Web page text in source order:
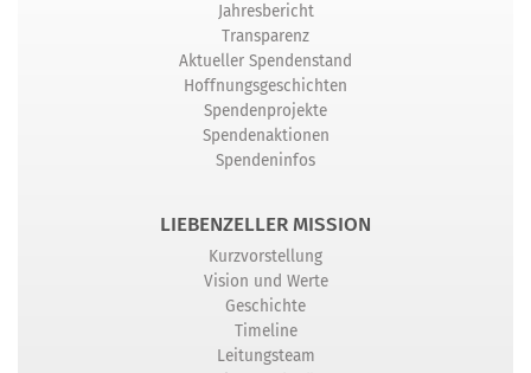
Jahresbericht
Transparenz
Aktueller Spendenstand
Hoffnungsgeschichten
Spendenprojekte
Spendenaktionen
Spendeninfos
LIEBENZELLER MISSION
Kurzvorstellung
Vision und Werte
Geschichte
Timeline
Leitungsteam